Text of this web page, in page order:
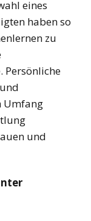
eines
haben so
zu
Persönliche
Umfang
und